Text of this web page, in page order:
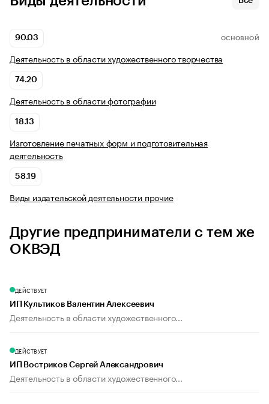
90.03 ОСНОВНОЙ
Деятельность в области художественного творчества
74.20
Деятельность в области фотографии
18.13
Изготовление печатных форм и подготовительная
деятельность
58.19
Виды издательской деятельности прочие
Другие предприниматели с тем же
ОКВЭД
ДЕЙСТВУЕТ
ИП Культиков Валентин Алексеевич
Деятельность в области художественного...
ДЕЙСТВУЕТ
ИП Востриков Сергей Александрович
Деятельность в области художественного...